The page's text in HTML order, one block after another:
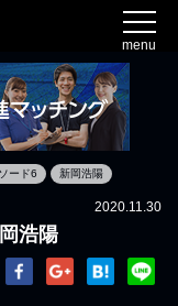
menu
ード6 新岡浩陽
2020.11.30
浩陽